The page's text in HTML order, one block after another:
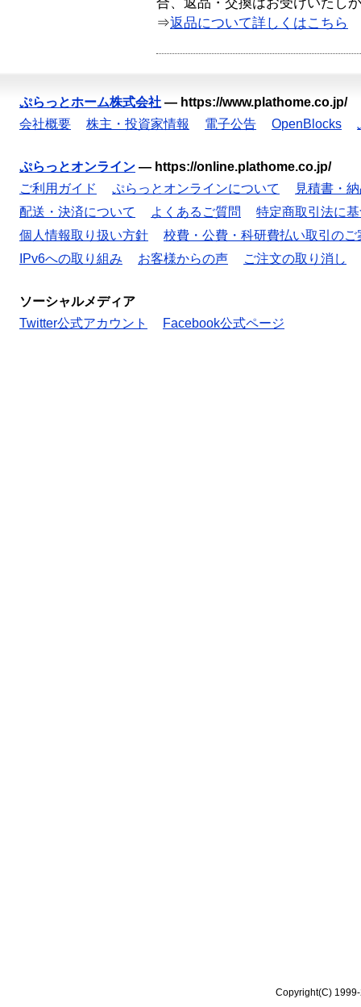
⇒返品について詳しくはこちら
ぷらっとホーム株式会社 — https://www.plathome.co.jp/
会社概要
株主・投資家情報 電子公告 OpenBlocks
ぷらっとオンライン — https://online.plathome.co.jp/
ご利用ガイド
ぷらっとオンラインについて
見積書・
配送・決済について
よくあるご質問
特定商取引法に
個人情報取り扱い方針
校費・公費・科研費払い取引のご
IPv6への取り組み
お客様からの声 ご注文の取り消し
ソーシャルメディア
Twitter公式アカウント
Facebook公式ページ
Copyright(C)